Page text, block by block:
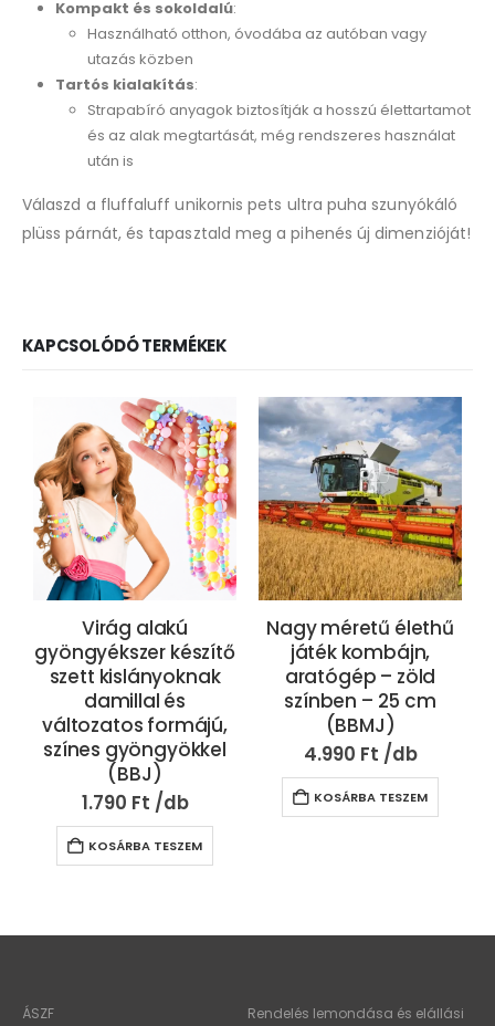
Kompakt és sokoldalú:
Használható otthon, óvodába az autóban vagy
utazás közben
Tartós kialakítás:
Strapabíró anyagok biztosítják a hosszú élettartamot
és az alak megtartását, még rendszeres használat
után is
Válaszd a fluffaluff unikornis pets ultra puha szunyókáló
plüss párnát, és tapasztald meg a pihenés új dimenzióját!
KAPCSOLÓDÓ TERMÉKEK
Virág alakú
gyöngyékszer készítő
szett kislányoknak
damillal és
változatos formájú,
színes gyöngyökkel
(BBJ)
1.790 Ft
KOSÁRBA TESZEM
Nagy méretű élethű
játék kombájn,
aratógép – zöld
színben – 25 cm
(BBMJ)
4.990 Ft
KOSÁRBA TESZEM
ÁSZF Rendelés lemondása és elállási